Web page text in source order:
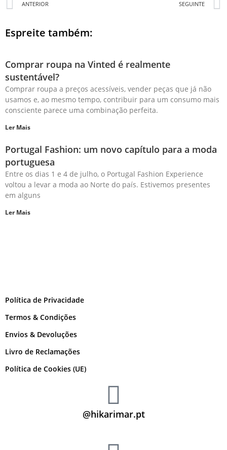
ANTERIOR SEGUINTE
Espreite também:
Comprar roupa na Vinted é realmente
sustentável?
Comprar roupa a preços acessíveis, vender peças que já não
usamos e, ao mesmo tempo, contribuir para um consumo mais
consciente parece uma combinação perfeita.
Ler Mais
Portugal Fashion: um novo capítulo para a moda
portuguesa
Entre os dias 1 e 4 de julho, o Portugal Fashion Experience
voltou a levar a moda ao Norte do país. Estivemos presentes
em alguns
Ler Mais
Política de Privacidade
Termos & Condições
Envios & Devoluções
Livro de Reclamações
Política de Cookies (UE)
@hikarimar.pt